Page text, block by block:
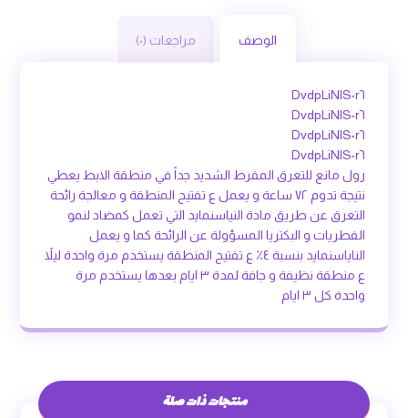
الوصف مراجعات (٠)
DvdpLiNlS٠r٦
DvdpLiNlS٠r٦
DvdpLiNlS٠r٦
DvdpLiNlS٠r٦
رول مانع للتعرق المفرط الشديد جداً في منطقة الابط يعطي
نتيجة تدوم ٧٢ ساعة و يعمل ع تفتيح المنطقة و معالجة رائحة
التعرق عن طريق مادة النياسنمايد التي تعمل كمضاد لنمو
الفطريات و البكتريا المسؤولة عن الرائحة كما و يعمل
الناياسنمايد بنسبة ٤٪؜ ع تفتيح المنطقة يستخدم مرة واحدة ليلاً
ع منطقة نظيفة و جافة لمدة ٣ ايام بعدها يستخدم مرة
واحدة كل ٣ ايام
منتجات ذات صلة